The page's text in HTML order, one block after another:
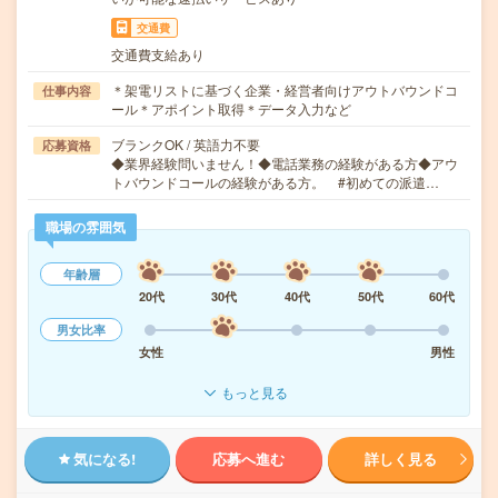
交通費
交通費支給あり
仕事内容
＊架電リストに基づく企業・経営者向けアウトバウンドコ
ール＊アポイント取得＊データ入力など
応募資格
ブランクOK / 英語力不要
◆業界経験問いません！◆電話業務の経験がある方◆アウ
トバウンドコールの経験がある方。 #初めての派遣…
職場の雰囲気
年齢層
20代
30代 40代 50代
60代
男女比率
女性
男性
もっと見る
気になる! 応募へ進む 詳しく見る